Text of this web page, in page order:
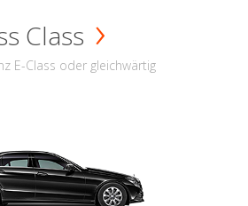
Class
E-Class oder gleichwärtig